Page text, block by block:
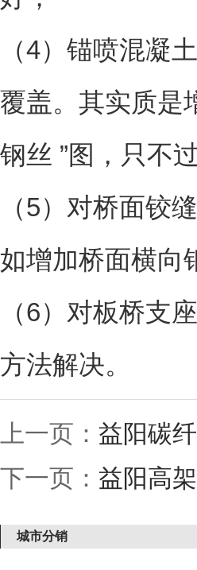
（4）锚喷混凝
覆盖。其实质是
钢丝 ”图，只不
（5）对桥面铰
如增加桥面横向
（6）对板桥支
方法解决。
上一页： 益阳碳
下一页： 益阳高
城市分销